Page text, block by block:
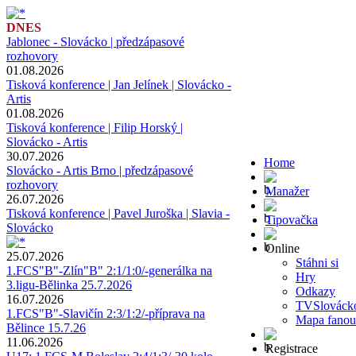
DNES
Jablonec - Slovácko | předzápasové
rozhovory
01.08.2026
Tisková konference | Jan Jelínek | Slovácko -
Artis
01.08.2026
Tisková konference | Filip Horský |
Slovácko - Artis
30.07.2026
Slovácko - Artis Brno | předzápasové
rozhovory
26.07.2026
Tisková konference | Pavel Juroška | Slavia -
Slovácko
25.07.2026
1.FCS"B"-Zlín"B" 2:1/1:0/-generálka na
3.ligu-Bělinka 25.7.2026
16.07.2026
1.FCS"B"-Slavičín 2:3/1:2/-příprava na
Bělince 15.7.26
11.06.2026
Home
Manažer
Tipovačka
Online
Stáhni si
Hry
Odkazy
Mapa
Registrace